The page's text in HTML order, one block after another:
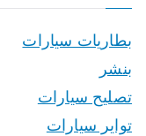
بطاريات سيارات
بنشر
تصليح سيارات
تواير سيارات